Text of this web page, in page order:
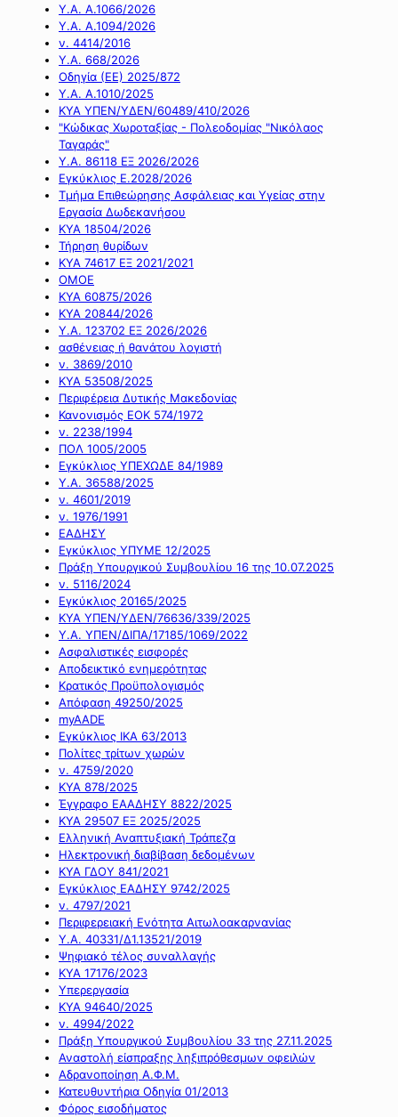
Υ.Α. Α.1066/2026
Υ.Α. Α.1094/2026
ν. 4414/2016
Y.A. 668/2026
Οδηγία (ΕΕ) 2025/872
Υ.Α. Α.1010/2025
ΚΥΑ ΥΠΕΝ/ΥΔΕΝ/60489/410/2026
"Κώδικας Χωροταξίας - Πολεοδομίας "Νικόλαος
Ταγαράς"
Υ.Α. 86118 ΕΞ 2026/2026
Εγκύκλιος Ε.2028/2026
Τμήμα Επιθεώρησης Ασφάλειας και Υγείας στην
Εργασία Δωδεκανήσου
ΚΥΑ 18504/2026
Τήρηση θυρίδων
ΚΥΑ 74617 ΕΞ 2021/2021
ΟΜΟΕ
ΚΥΑ 60875/2026
ΚΥΑ 20844/2026
Υ.Α. 123702 ΕΞ 2026/2026
ασθένειας ή θανάτου λογιστή
ν. 3869/2010
ΚΥΑ 53508/2025
Περιφέρεια Δυτικής Μακεδονίας
Κανονισμός ΕΟΚ 574/1972
ν. 2238/1994
ΠΟΛ 1005/2005
Εγκύκλιος ΥΠΕΧΩΔΕ 84/1989
Υ.Α. 36588/2025
ν. 4601/2019
ν. 1976/1991
ΕΑΔΗΣΥ
Εγκύκλιος ΥΠΥΜΕ 12/2025
Πράξη Υπουργικού Συμβουλίου 16 της 10.07.2025
ν. 5116/2024
Εγκύκλιος 20165/2025
ΚΥΑ ΥΠΕΝ/ΥΔΕΝ/76636/339/2025
Υ.Α. ΥΠΕΝ/ΔΙΠΑ/17185/1069/2022
Ασφαλιστικές εισφορές
Αποδεικτικό ενημερότητας
Κρατικός Προϋπολογισμός
Απόφαση 49250/2025
myAADE
Εγκύκλιος ΙΚΑ 63/2013
Πολίτες τρίτων χωρών
ν. 4759/2020
ΚΥΑ 878/2025
Έγγραφο ΕΑΑΔΗΣΥ 8822/2025
ΚΥΑ 29507 ΕΞ 2025/2025
Ελληνική Αναπτυξιακή Τράπεζα
Ηλεκτρονική διαβίβαση δεδομένων
ΚΥΑ ΓΔΟΥ 841/2021
Εγκύκλιος ΕΑΔΗΣΥ 9742/2025
ν. 4797/2021
Περιφερειακή Ενότητα Αιτωλοακαρνανίας
Υ.Α. 40331/Δ1.13521/2019
Ψηφιακό τέλος συναλλαγής
ΚΥΑ 17176/2023
Υπερεργασία
ΚΥΑ 94640/2025
ν. 4994/2022
Πράξη Υπουργικού Συμβουλίου 33 της 27.11.2025
Αναστολή είσπραξης ληξιπρόθεσμων οφειλών
Αδρανοποίηση Α.Φ.Μ.
Κατευθυντήρια Οδηγία 01/2013
Φόρος εισοδήματος